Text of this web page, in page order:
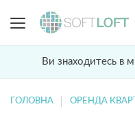
Ви знаходитесь в
ГОЛОВНА ОРЕНДА